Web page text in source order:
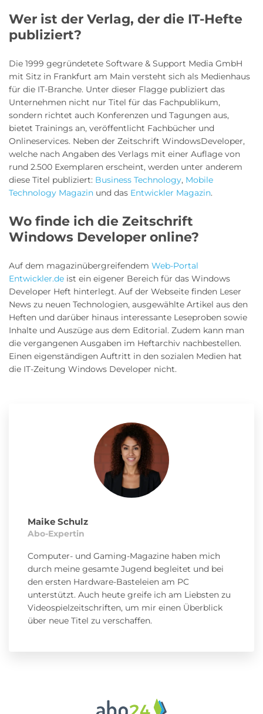
Maike Schulz
Abo-Expertin
Computer- und Gaming-Magazine haben mich
durch meine gesamte Jugend begleitet und bei
den ersten Hardware-Basteleien am PC
unterstützt. Auch heute greife ich am Liebsten zu
Videospielzeitschriften, um mir einen Überblick
über neue Titel zu verschaffen.
Wer ist der Verlag, der die IT-Hefte
publiziert?
Die 1999 gegründetete Software & Support Media GmbH
mit Sitz in Frankfurt am Main versteht sich als Medienhaus
für die IT-Branche. Unter dieser Flagge publiziert das
Unternehmen nicht nur Titel für das Fachpublikum,
sondern richtet auch Konferenzen und Tagungen aus,
bietet Trainings an, veröffentlicht Fachbücher und
Onlineservices. Neben der Zeitschrift WindowsDeveloper,
welche nach Angaben des Verlags mit einer Auflage von
rund 2.500 Exemplaren erscheint, werden unter anderem
diese Titel publiziert: Business Technology, Mobile
Technology Magazin und das Entwickler Magazin.
Wo finde ich die Zeitschrift
Windows Developer online?
Auf dem magazinübergreifendem Web-Portal
Entwickler.de ist ein eigener Bereich für das Windows
Developer Heft hinterlegt. Auf der Webseite finden Leser
News zu neuen Technologien, ausgewählte Artikel aus den
Heften und darüber hinaus interessante Leseproben sowie
Inhalte und Auszüge aus dem Editorial. Zudem kann man
die vergangenen Ausgaben im Heftarchiv nachbestellen.
Einen eigenständigen Auftritt in den sozialen Medien hat
die IT-Zeitung Windows Developer nicht.